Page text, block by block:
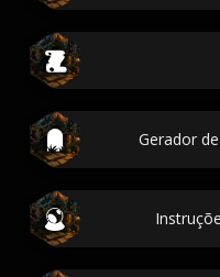
Gerador